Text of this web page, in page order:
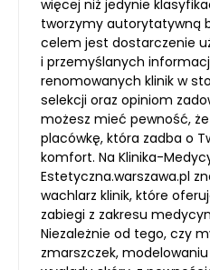
więcej niż jedynie
tworzymy autorytatywną
celem jest dostarczenie
i przemyślanych
renomowanych klinik w
selekcji oraz opiniom
możesz mieć pewność,
placówkę, która zadba o
komfort. Na Klinika-
Estetyczna.warszawa.pl
wachlarz klinik, które
zabiegi z zakresu
Niezależnie od tego, czy
zmarszczek,